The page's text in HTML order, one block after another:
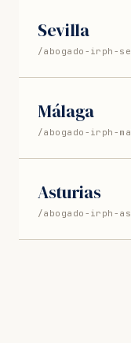
Sevilla
/abogado-irph-
Málaga
/abogado-irph-
Asturias
/abogado-irph-